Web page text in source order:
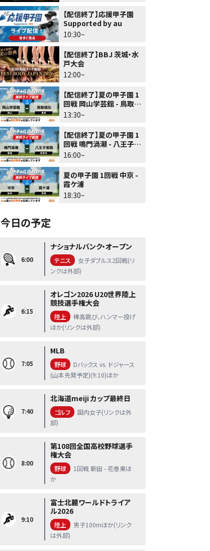
【配信終了】応援甲子園
Supported by au
10:30~
【配信終了】BBJ 茨城・水
戸大会
12:00~
【配信終了】夏の甲子園 1
回戦 岡山学芸館 - 鳥取城
北
13:30~
【配信終了】夏の甲子園 1
回戦 鳴門渦潮 - 八王子実
践
16:00~
夏の甲子園 1回戦 中京 -
霞ケ浦
18:30~
今日の予定
6:00
ナショナルバンク・オープン
テニス
女子ダブルス2回戦(リ
ンクは外部)
6:15
オレゴン2026 U20世界陸上
競技選手権大会
陸上
棒高跳び、ハンマー投げ
ほか(リンクは外部)
7:05
MLB
野球
Dバックス vs. ドジャース
(山本先発予定)(9:10)ほか
7:40
北海道meiji カップ最終日
ゴルフ
国内女子(リンクは外
部)
8:00
第108回全国高校野球選手
権大会
野球
1回戦 新田 - 花巻東ほ
か
9:10
富士北麓ワールドトライア
ル2026
陸上
男子100mほか(リンク
は外部)